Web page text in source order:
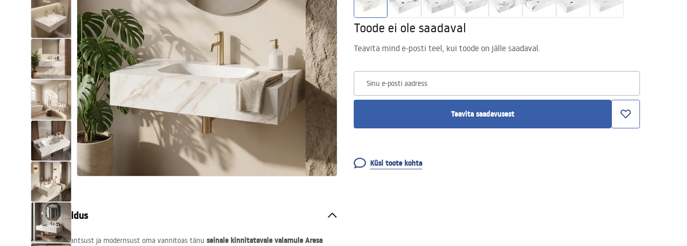
Tualettruumid
Vajub ära
Vannid ja ekraanid
Vannitoa segistid
Vannitoas dušid
Köök
Vannitoa tarvikud
Toode ei ole saadaval
Teavita mind e-posti teel, kui toode on jälle saadaval.
Sinu e-posti aadress
Teavita saadavusest
Küsi toote kohta
Tootekirjeldus
Hinnake elegantsust ja modernsust oma vannitoas tänu seinale kinnitatavale valamule Aresa